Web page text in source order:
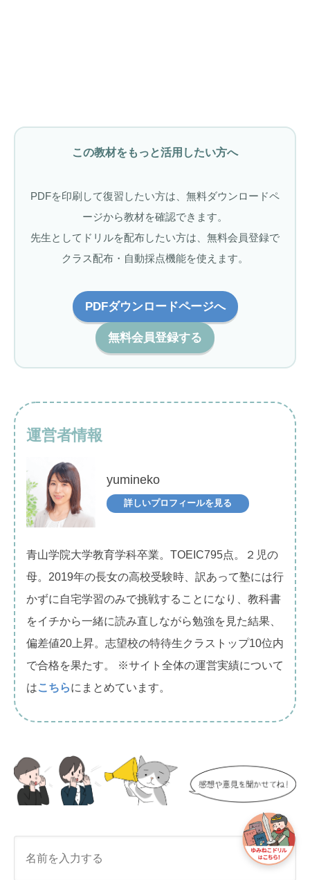
この教材をもっと活用したい方へ
PDFを印刷して復習したい方は、無料ダウンロードペ
ージから教材を確認できます。
先生としてドリルを配布したい方は、無料会員登録で
クラス配布・自動採点機能を使えます。
PDFダウンロードページへ
無料会員登録する
運営者情報
yumineko
詳しいプロフィールを見る
青山学院大学教育学科卒業。TOEIC795点。２児の
母。2019年の長女の高校受験時、訳あって塾には行
かずに自宅学習のみで挑戦することになり、教科書
をイチから一緒に読み直しながら勉強を見た結果、
偏差値20上昇。志望校の特待生クラストップ10位内
で合格を果たす。 ※サイト全体の運営実績について
はこちらにまとめています。